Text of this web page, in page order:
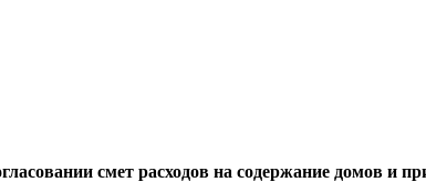
смет расходов на содержание домов и